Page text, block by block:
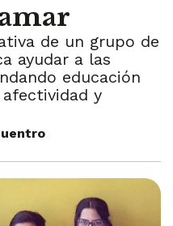
de un grupo de
ayudar a las
educación
y